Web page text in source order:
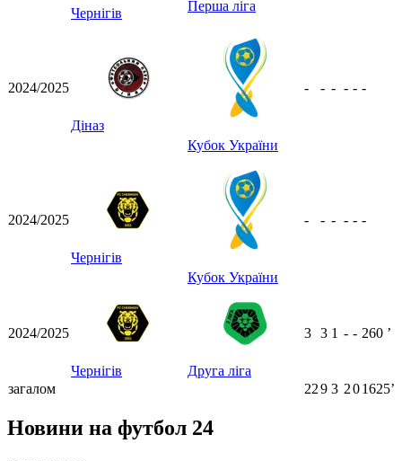
Чернігів Перша ліга
2024/2025
Діназ
Кубок України
- - - - - -
2024/2025
Чернігів
Кубок України
- - - - - -
2024/2025
Чернігів Друга ліга
3 3 1 - - 260 ʼ
загалом 229 3 201625ʼ
Новини на футбол 24